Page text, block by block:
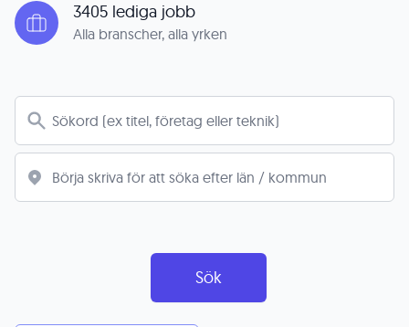
3405 lediga jobb
Alla branscher, alla yrken
Sök